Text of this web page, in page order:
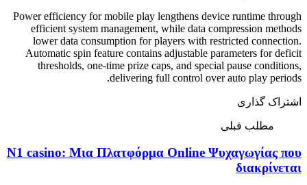
Power efficiency for mobile play lengthens device runtime through
efficient system management, while data compression methods
lower data consumption for players with restricted connection.
Automatic spin feature contains adjustable parameters for deficit
thresholds, one-time prize caps, and special pause conditions,
delivering full control over auto play periods.
اشتراک گذاری
مطلب قبلی
N1 casino: Μια Πλατφόρμα Online Ψυχαγωγίας που
διακρίνεται